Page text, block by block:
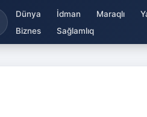
Dünya İdman Maraqlı
Biznes
Sağlamlıq